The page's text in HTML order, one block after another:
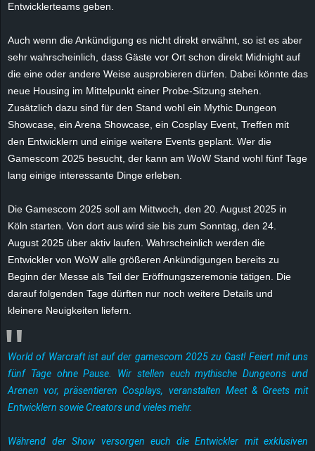
Entwicklerteams geben.
Auch wenn die Ankündigung es nicht direkt erwähnt, so ist es aber
sehr wahrscheinlich, dass Gäste vor Ort schon direkt Midnight auf
die eine oder andere Weise ausprobieren dürfen. Dabei könnte das
neue Housing im Mittelpunkt einer Probe-Sitzung stehen.
Zusätzlich dazu sind für den Stand wohl ein Mythic Dungeon
Showcase, ein Arena Showcase, ein Cosplay Event, Treffen mit
den Entwicklern und einige weitere Events geplant. Wer die
Gamescom 2025 besucht, der kann am WoW Stand wohl fünf Tage
lang einige interessante Dinge erleben.
Die Gamescom 2025 soll am Mittwoch, den 20. August 2025 in
Köln starten. Von dort aus wird sie bis zum Sonntag, den 24.
August 2025 über aktiv laufen. Wahrscheinlich werden die
Entwickler von WoW alle größeren Ankündigungen bereits zu
Beginn der Messe als Teil der Eröffnungszeremonie tätigen. Die
darauf folgenden Tage dürften nur noch weitere Details und
kleinere Neuigkeiten liefern.
World of Warcraft ist auf der gamescom 2025 zu Gast! Feiert mit uns
fünf Tage ohne Pause. Wir stellen euch mythische Dungeons und
Arenen vor, präsentieren Cosplays, veranstalten Meet & Greets mit
Entwicklern sowie Creators und vieles mehr.
Während der Show versorgen euch die Entwickler mit exklusiven